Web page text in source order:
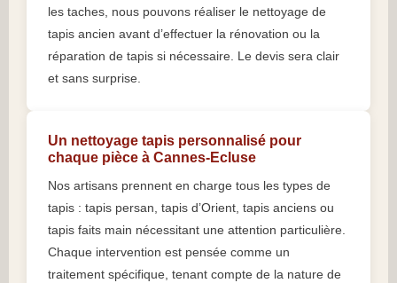
les taches, nous pouvons réaliser le nettoyage de
tapis ancien avant d’effectuer la rénovation ou la
réparation de tapis si nécessaire. Le devis sera clair
et sans surprise.
Un nettoyage tapis personnalisé pour
chaque pièce à Cannes-Ecluse
Nos artisans prennent en charge tous les types de
tapis : tapis persan, tapis d’Orient, tapis anciens ou
tapis faits main nécessitant une attention particulière.
Chaque intervention est pensée comme un
traitement spécifique, tenant compte de la nature de